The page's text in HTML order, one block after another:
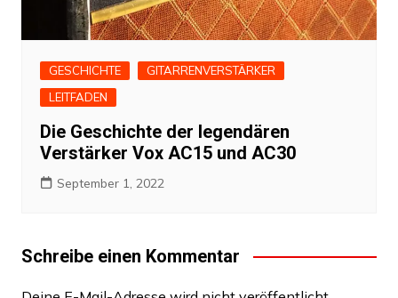
GESCHICHTE
GITARRENVERSTÄRKER
LEITFADEN
Die Geschichte der legendären
Verstärker Vox AC15 und AC30
September 1, 2022
Schreibe einen Kommentar